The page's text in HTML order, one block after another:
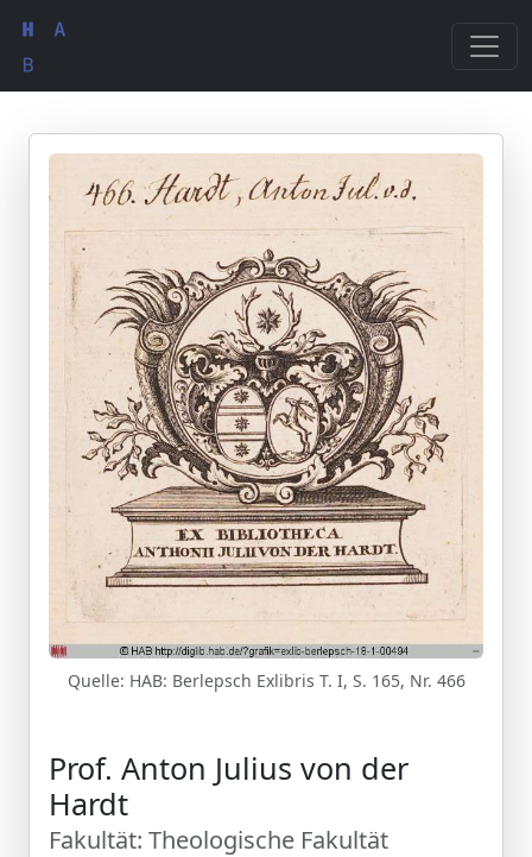
Quelle: HAB: Berlepsch Exlibris T. I, S. 165, Nr. 466
Prof. Anton Julius von der
Hardt
Fakultät: Theologische Fakultät